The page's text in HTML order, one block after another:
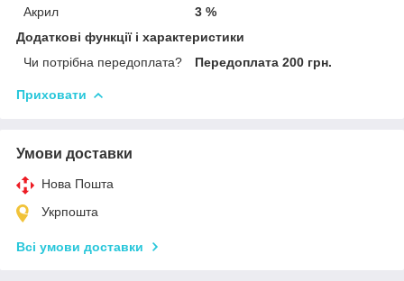
Акрил
3 %
Додаткові функції і характеристики
Чи потрібна передоплата?
Передоплата 200 грн.
Приховати
Умови доставки
Нова Пошта
Укрпошта
Всі умови доставки